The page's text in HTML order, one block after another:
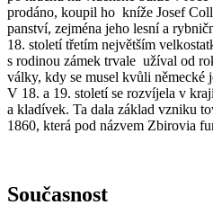
prodáno, koupil ho kníže Josef
panství, zejména jeho lesní a
18. století třetím největším
s rodinou zámek trvale užíval od
války, kdy se musel kvůli německé
V 18. a 19. století se rozvíjela v
a kladívek. Ta dala základ vzniku
1860, která pod názvem Zbirovia
Současnost